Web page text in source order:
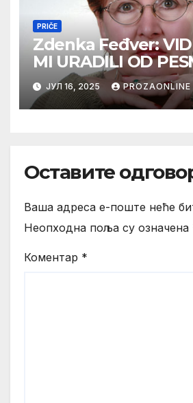
PRIČE
Zdenka Feđver:
MI URADILI OD
MAMA*
ЈУЛ 16, 2025 PROZAONLINE
Оставите
Ваша адреса е-поште неће
Неопходна поља су означена
Коментар *